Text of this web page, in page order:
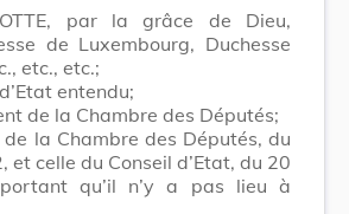
par la grâce de Dieu,
de Luxembourg, Duchesse
etc., etc.;
entendu;
de la Chambre des Députés;
la Chambre des Députés, du
et celle du Conseil d’Etat, du 20
qu’il n’y a pas lieu à